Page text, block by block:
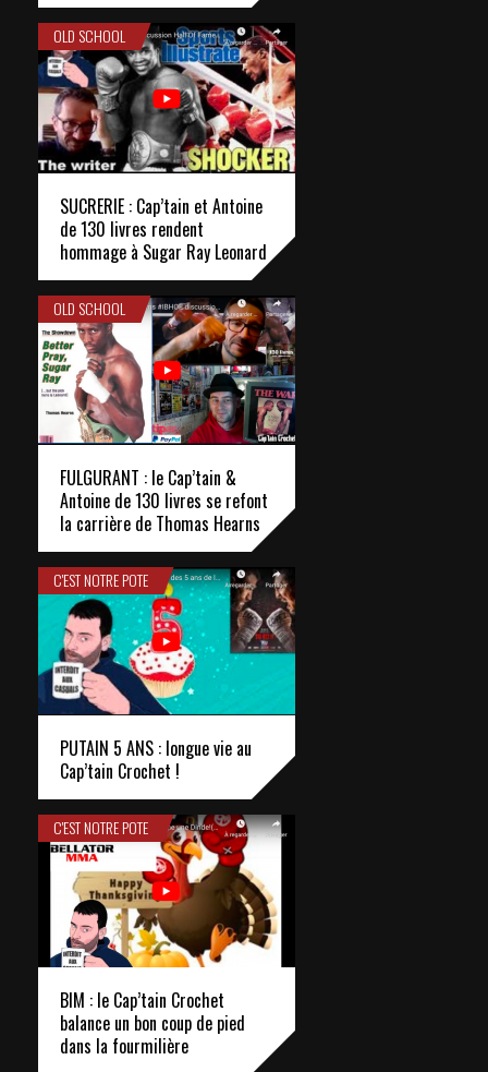
OLD SCHOOL
SUCRERIE : Cap’tain et Antoine
de 130 livres rendent
hommage à Sugar Ray Leonard
OLD SCHOOL
FULGURANT : le Cap’tain &
Antoine de 130 livres se refont
la carrière de Thomas Hearns
C'EST NOTRE POTE
PUTAIN 5 ANS : longue vie au
Cap’tain Crochet !
C'EST NOTRE POTE
BIM : le Cap’tain Crochet
balance un bon coup de pied
dans la fourmilière